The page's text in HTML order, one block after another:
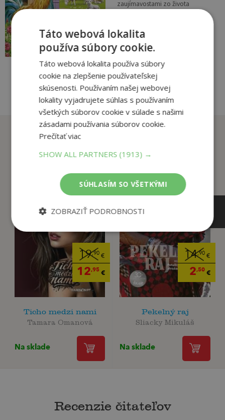
15 €
9,95 €
zaujímavostami zo života
ako 50...
pridať do košíka
Zákazníci, ktorí si kúpili
19,90€
12,95€
Ticho medzi nami
Tamara Omanová
Na sklade
14,90€
2,50€
Pekelný raj
Sliacky Mikuláš
Na sklade
Recenzie čitateľov
Táto webová lokalita
používa súbory cookie.
Táto webová lokalita používa súbory
cookie na zlepšenie používateľskej
skúsenosti. Používaním našej webovej
lokality vyjadrujete súhlas s používaním
všetkých súborov cookie v súlade s našimi
zásadami používania súborov cookie.
Prečítať viac
SHOW ALL PARTNERS (1913) →
SÚHLASÍM SO VŠETKÝMI
ZOBRAZIŤ PODROBNOSTI